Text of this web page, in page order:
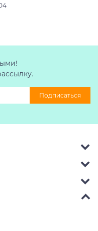
Подписаться
на авто